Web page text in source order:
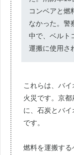
コンベアと燃
なかった。警
中で、ベルト
運搬に使用さ
これらは、バ
火災です。京
に、石炭とバ
です。
燃料を運搬す